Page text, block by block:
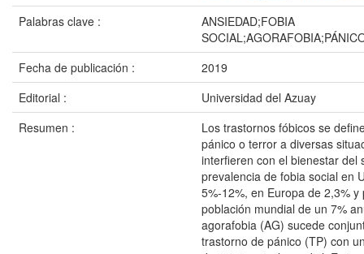
Palabras clave :
ANSIEDAD;FOBIA
Fecha de publicación :
2019
Editorial :
Universidad del Azuay
Resumen :
Los trastornos fóbicos se
pánico o terror a diversas
interfieren con el bienestar del
prevalencia de fobia social en
5%-12%, en Europa de 2,3% y
población mundial de un 7%
agorafobia (AG) sucede
trastorno de pánico (TP) con